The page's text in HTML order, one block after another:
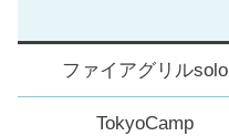
ファイアグリルsolo
TokyoCamp